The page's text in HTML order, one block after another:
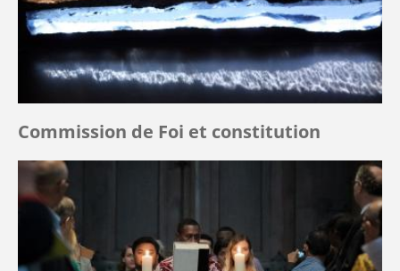
Commission de Foi et constitution